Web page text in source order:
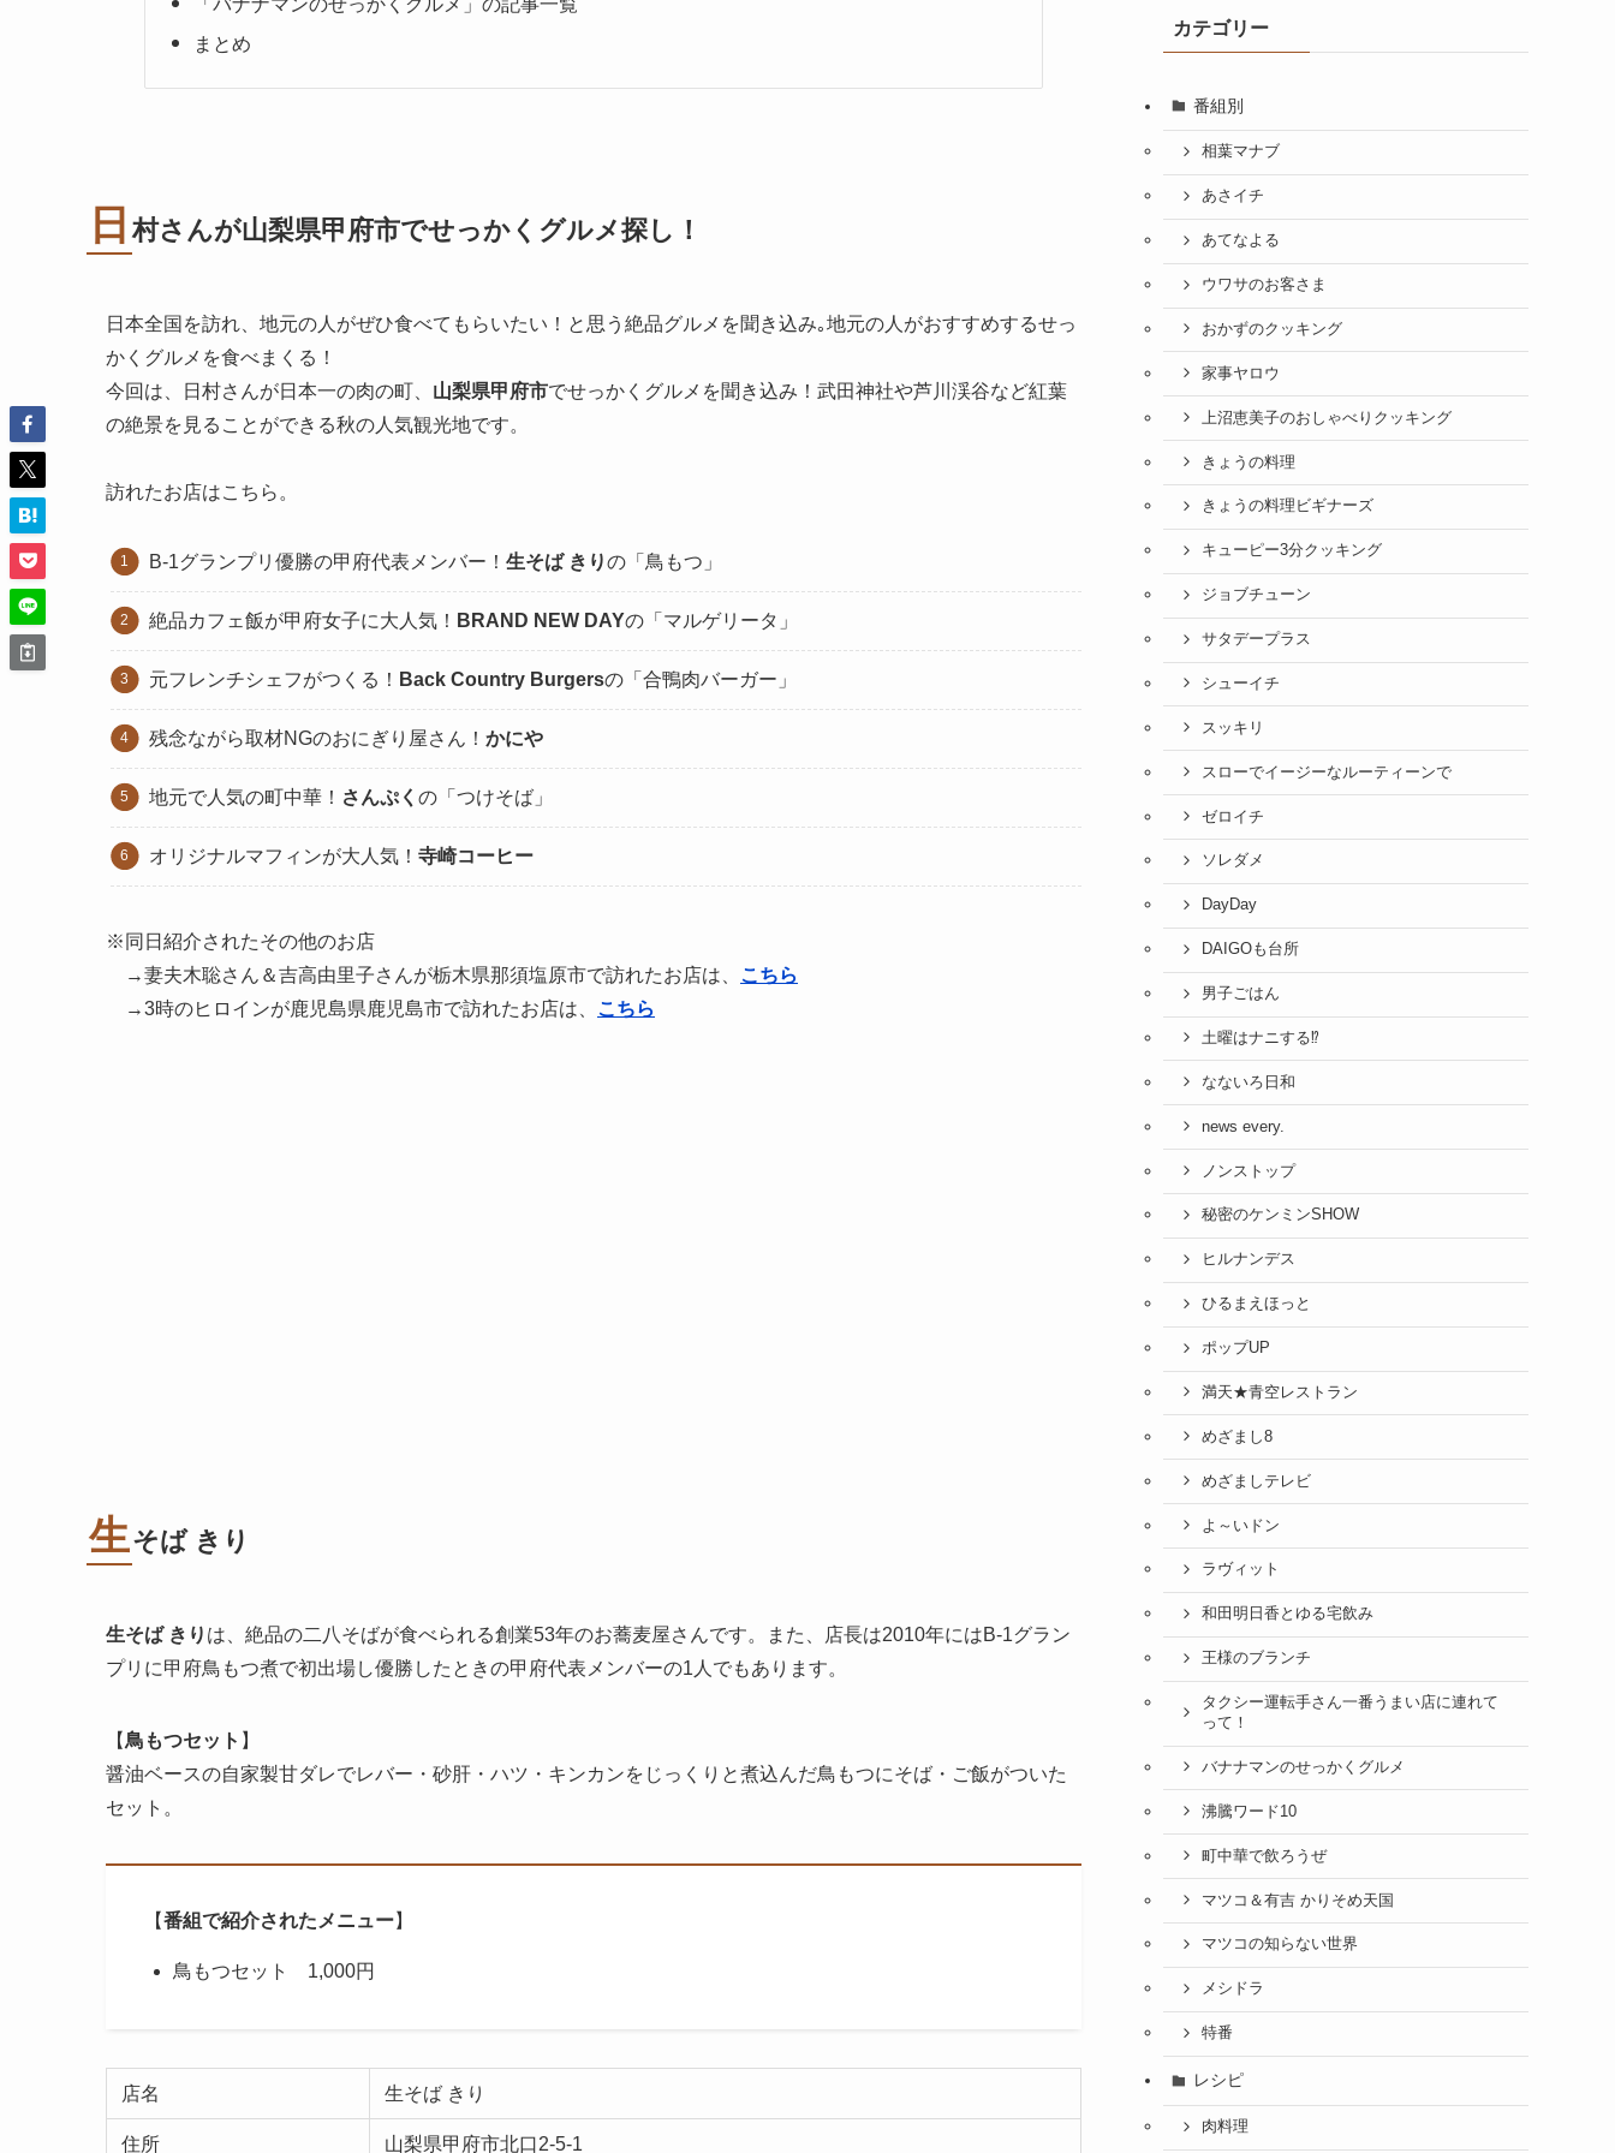
「バナナマンのせっかくグルメ」の記事一覧
まとめ
日 村さんが山梨県甲府市でせっかくグルメ探し！
日本全国を訪れ、地元の人がぜひ食べてもらいたい！と思う絶品グルメを聞き込み｡地元の人がおすすめするせっ
かくグルメを食べまくる！
今回は、日村さんが日本一の肉の町、 山梨県甲府市でせっかくグルメを聞き込み！武田神社や芦川渓谷など紅葉
の絶景を見ることができる秋の人気観光地です。
訪れたお店はこちら。
B-1グランプリ優勝の甲府代表メンバー！ 生そば きりの「鳥もつ」
絶品カフェ飯が甲府女子に大人気！ BRAND NEW DAYの「マルゲリータ」
元フレンチシェフがつくる！ Back Country Burgersの「合鴨肉バーガー」
残念ながら取材NGのおにぎり屋さん！ かにや
地元で人気の町中華！ さんぷく の「つけそば」
オリジナルマフィンが大人気！ 寺崎コーヒー
※同日紹介されたその他のお店
→妻夫木聡さん＆吉高由里子さんが栃木県那須塩原市で訪れたお店は、 こちら
→3時のヒロインが鹿児島県鹿児島市で訪れたお店は、 こちら
生そば きり
生そば きり は、絶品の二八そばが食べられる創業53年のお蕎麦屋さんです。また、店長は2010年にはB-1グラン
プリに甲府鳥もつ煮で初出場し優勝したときの甲府代表メンバーの1人でもあります。
【鳥もつセット 】
醤油ベースの自家製甘ダレでレバー・砂肝・ハツ・キンカンをじっくりと煮込んだ鳥もつにそば・ご飯がついた
セット。
【番組で紹介されたメニュー】
鳥もつセット 1,000円
店名 生そば きり
住所 山梨県甲府市北口2-5-1
カテゴリー
番組別
相葉マナブ
あさイチ
あてなよる
ウワサのお客さま
おかずのクッキング
家事ヤロウ
上沼恵美子のおしゃべりクッキング
きょうの料理
きょうの料理ビギナーズ
キューピー3分クッキング
ジョブチューン
サタデープラス
シューイチ
スッキリ
スローでイージーなルーティーンで
ゼロイチ
ソレダメ
DayDay
DAIGOも台所
男子ごはん
土曜はナニする⁉
なないろ日和
news every.
ノンストップ
秘密のケンミンSHOW
ヒルナンデス
ひるまえほっと
ポップUP
満天★青空レストラン
めざまし8
めざましテレビ
よ～いドン
ラヴィット
和田明日香とゆる宅飲み
王様のブランチ
タクシー運転手さん一番うまい店に連れて
って！
バナナマンのせっかくグルメ
沸騰ワード10
町中華で飲ろうぜ
マツコ＆有吉 かりそめ天国
マツコの知らない世界
メシドラ
特番
レシピ
肉料理